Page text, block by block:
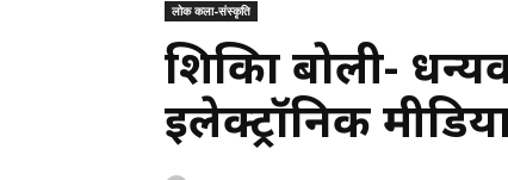
लोक कला-संस्कृति
शिक्षिका बोली-
इलेक्ट्रॉनिक